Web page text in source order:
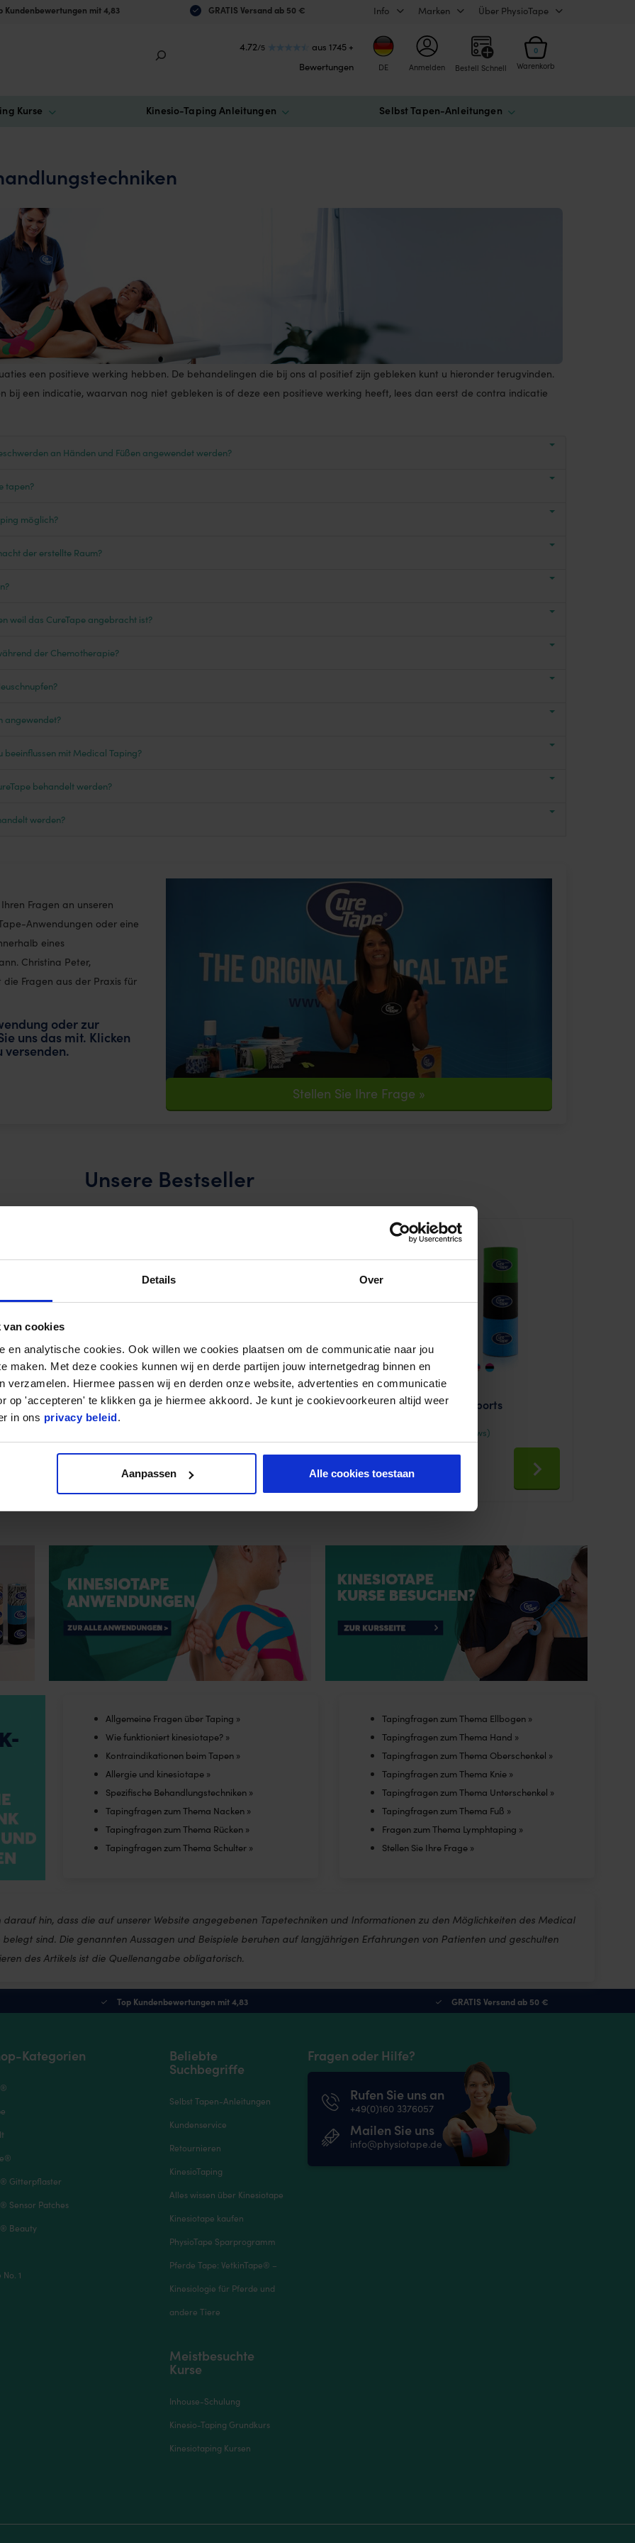
Details Over
van cookies
en analytische cookies. Ook willen we cookies plaatsen om de communicatie naar jou
maken. Met deze cookies kunnen wij en derde partijen jouw internetgedrag binnen en
verzamelen. Hiermee passen wij en derden onze website, advertenties en communicatie
op 'accepteren' te klikken ga je hiermee akkoord. Je kunt je cookievoorkeuren altijd weer
in ons privacy beleid.
Aanpassen Alle cookies toestaan
Kundenbewertungen mit 4,83 GRATIS Versand ab 50 € Info Marken Über PhysioTape
4.72/5
aus 1745 +
Bewertungen
DE Anmelden Bestell Schnell
0
Warenkorb
Kurse Kinesio-Taping Anleitungen Selbst Tapen-Anleitungen
een positieve werking hebben. De behandelingen die bij ons al positief zijn gebleken kunt u hieronder terugvinden.
een indicatie, waarvan nog niet gebleken is of deze een positieve werking heeft, lees dan eerst de contra indicatie
an Händen und Füßen angewendet werden?
tapen?
möglich?
der erstellte Raum?
weil das CureTape angebracht ist?
der Chemotherapie?
angewendet?
beeinflussen mit Medical Taping?
behandelt werden?
werden?
Fragen an unseren
Anwendungen oder eine
eines
Christina Peter,
Fragen aus der Praxis für
oder zur
uns das mit. Klicken
versenden.
Stellen Sie Ihre Frage »
Unsere Bestseller
Sports CureTape® ART
Bewertet
mit
47059
10,95
multiple
variants.
The
options
may
be
chosen
product
page
MyCureTape® Sports
Bewertet
mit
333333
(39 Reviews)
18,95
Vorrätig
variants.
The
may
product
page
Allgemeine Fragen über Taping »
Wie funktioniert kinesiotape? »
Kontraindikationen beim Tapen »
Allergie und kinesiotape »
Spezifische Behandlungstechniken »
Tapingfragen zum Thema Nacken »
Tapingfragen zum Thema Rücken »
Tapingfragen zum Thema Schulter »
Tapingfragen zum Thema Ellbogen »
Tapingfragen zum Thema Hand »
Tapingfragen zum Thema Oberschenkel »
Tapingfragen zum Thema Knie »
Tapingfragen zum Thema Unterschenkel »
Tapingfragen zum Thema Fuß »
Fragen zum Thema Lymphtaping »
Stellen Sie Ihre Frage »
darauf hin, dass die auf unserer Website angegebenen Tapetechniken und Informationen zu den Möglichkeiten des Medical
sind. Die genannten Aussagen und Beispiele beruhen auf langjährigen Erfahrungen von Patienten und geschulten
des Artikels ist die Quellenangabe obligatorisch.
Top Kundenbewertungen mit 4,83 GRATIS Versand ab 50 €
Kategorien
Gitterpflaster
Sensor Patches
Beauty
1
Beliebte
Suchbegriffe
Selbst Tapen-Anleitungen
Kundenservice
Retournieren
KinesioTaping
Alles wissen über Kinesiotape
Kinesiotape kaufen
PhysioTape Sparprogramm
Pferde Tape: VetkinTape® –
Kinesiologie für Pferde und
andere Tiere
Meistbesuchte
Kurse
Inhouse-Schulung
Kinesio-Taping Grundkurs
Kinesiotaping Kursen
Fragen oder Hilfe?
Rufen Sie uns an
+49(0)160 3376057
Mailen Sie uns
info@physiotape.de